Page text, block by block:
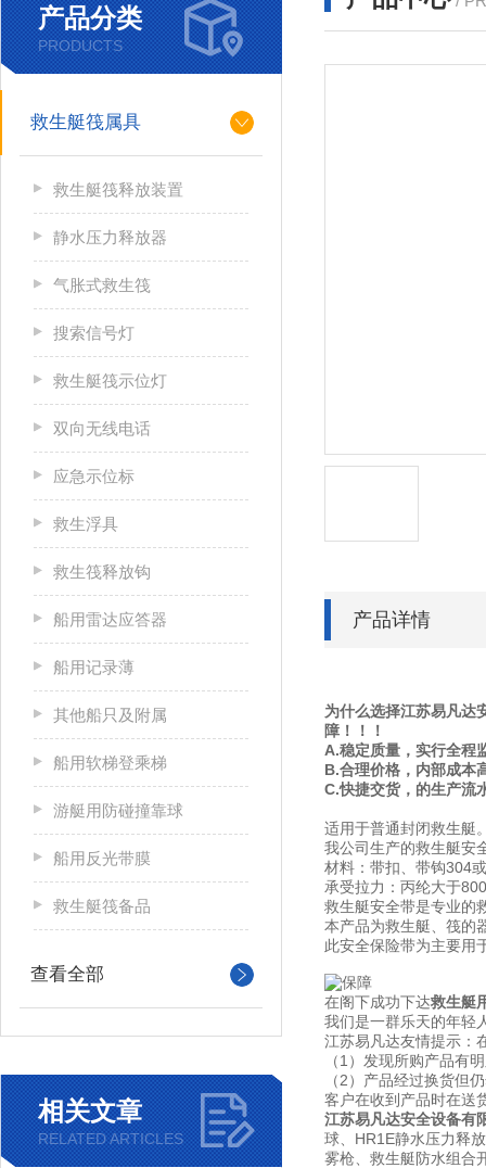
产品分类
PRODUCTS
救生艇筏属具
救生艇筏释放装置
静水压力释放器
气胀式救生筏
搜索信号灯
救生艇筏示位灯
双向无线电话
应急示位标
救生浮具
救生筏释放钩
船用雷达应答器
船用记录薄
其他船只及附属
船用软梯登乘梯
游艇用防碰撞靠球
船用反光带膜
救生艇筏备品
查看全部
相关文章
RELATED ARTICLES
产品详情
为什么选择江苏易凡达
障！！！
A.稳定质量，实行全程
B.合理价格，内部成本
C.快捷交货，的生产流
适用于普通封闭救生艇
我公司生产的救生艇安
材料：带扣、带钩304
承受拉力：丙纶大于
救生艇安全带是专业的
本产品为救生艇、筏的
此安全保险带为主要用
在阁下成功下达救生艇
我们是一群乐天的年轻
江苏易凡达友情提示：
（1）发现所购产品有
（2）产品经过换货但
客户在收到产品时在送
江苏易凡达安全设备有
球、HR1E静水压力释
雾枪、救生艇防水组合